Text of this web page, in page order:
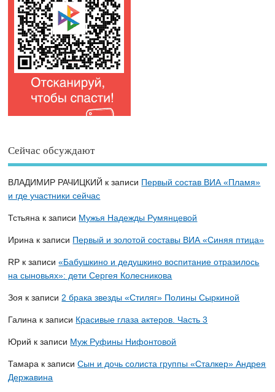
Сейчас обсуждают
ВЛАДИМИР РАЧИЦКИЙ к записи Первый состав ВИА «Пламя»
и где участники сейчас
Тстьяна к записи Мужья Надежды Румянцевой
Ирина к записи Первый и золотой составы ВИА «Синяя птица»
RP к записи«Бабушкино и дедушкино воспитание отразилось
на сыновьях»: дети Сергея Колесникова
Зоя к записи 2 брака звезды «Стиляг» Полины Сыркиной
Галина к записи Красивые глаза актеров. Часть 3
Юрий к записи Муж Руфины Нифонтовой
Тамара к записиСын и дочь солиста группы «Сталкер» Андрея
Державина